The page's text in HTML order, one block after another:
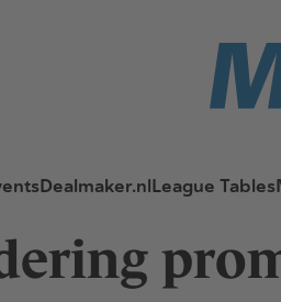
Dealmaker.nlLeague Tables